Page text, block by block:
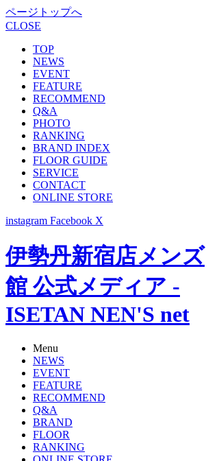
ページトップへ
CLOSE
TOP
NEWS
EVENT
FEATURE
RECOMMEND
Q&A
PHOTO
RANKING
BRAND INDEX
FLOOR GUIDE
SERVICE
CONTACT
ONLINE STORE
instagram Facebook X
伊勢丹新宿店メンズ
館 公式メディア -
ISETAN NEN'S net
Menu
NEWS
EVENT
FEATURE
RECOMMEND
Q&A
BRAND
FLOOR
RANKING